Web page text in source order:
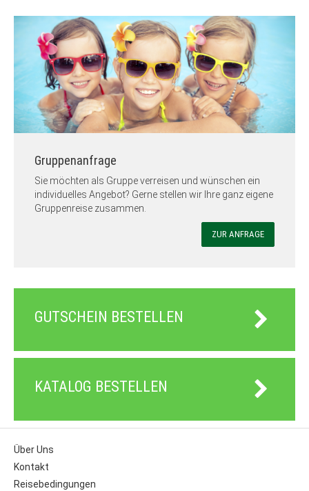
Gruppenanfrage
Sie möchten als Gruppe verreisen und wünschen ein
individuelles Angebot? Gerne stellen wir Ihre ganz eigene
Gruppenreise zusammen.
ZUR ANFRAGE
GUTSCHEIN BESTELLEN
KATALOG BESTELLEN
Über Uns
Kontakt
Reisebedingungen